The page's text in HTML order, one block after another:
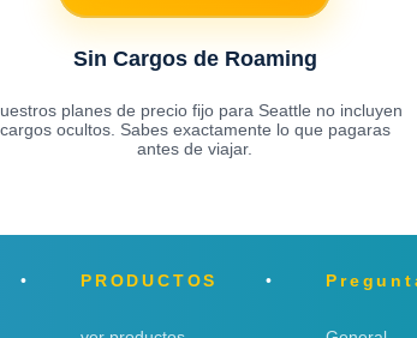
Sin Cargos de Roaming
planes de precio fijo para Seattle no incluyen
cargos ocultos. Sabes exactamente lo que pagaras
antes de viajar.
PRODUCTOS